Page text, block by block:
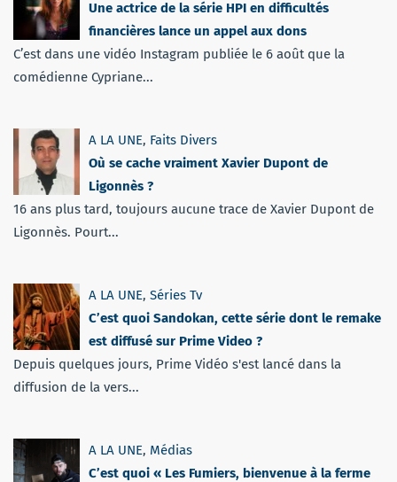
Une actrice de la série HPI en difficultés
financières lance un appel aux dons
C’est dans une vidéo Instagram publiée le 6 août que la
comédienne Cypriane...
A LA UNE, Faits Divers
Où se cache vraiment Xavier Dupont de
Ligonnès ?
16 ans plus tard, toujours aucune trace de Xavier Dupont de
Ligonnès. Pourt...
A LA UNE, Séries Tv
C’est quoi Sandokan, cette série dont le remake
est diffusé sur Prime Video ?
Depuis quelques jours, Prime Vidéo s'est lancé dans la
diffusion de la vers...
A LA UNE, Médias
C’est quoi « Les Fumiers, bienvenue à la ferme